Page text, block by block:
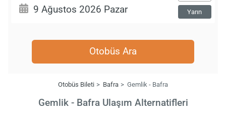
Yarın
Otobüs Ara
Otobüs Bileti Bafra Gemlik - Bafra
Gemlik - Bafra Ulaşım Alternatifleri